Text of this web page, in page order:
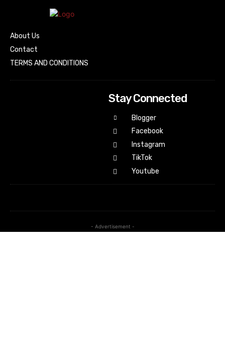
About Us
Contact
TERMS AND CONDITIONS
Stay Connected
Blogger
Facebook
Instagram
TikTok
Youtube
- Advertisement -